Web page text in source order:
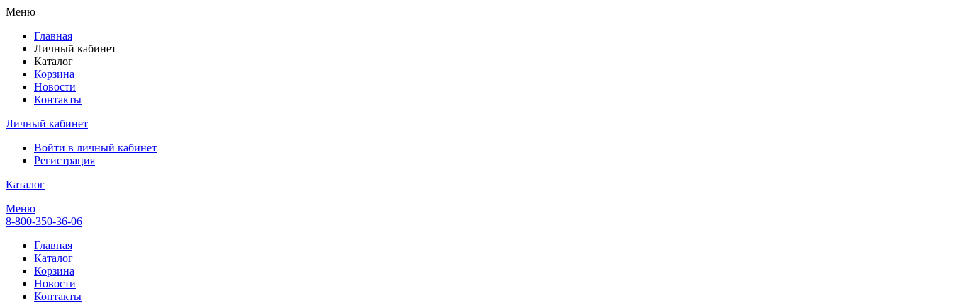
Меню
Главная
Личный кабинет
Каталог
Корзина
Новости
Контакты
Личный кабинет
Войти в личный кабинет
Регистрация
Каталог
Меню
8-800-350-36-06
Главная
Каталог
Корзина
Новости
Контакты